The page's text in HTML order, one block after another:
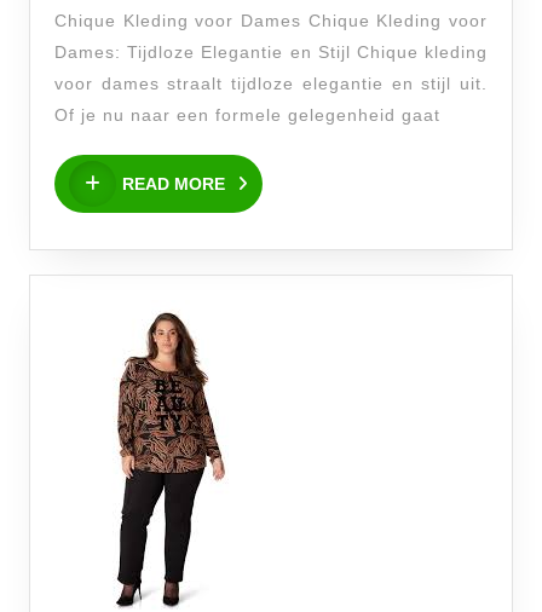
Chique
Kleding
voor
Chique Kleding voor Dames Chique Kleding voor
Dames: Tijdloze Elegantie en Stijl Chique kleding
voor dames straalt tijdloze elegantie en stijl uit.
Of je nu naar een formele gelegenheid gaat
READ MORE
READ
MORE